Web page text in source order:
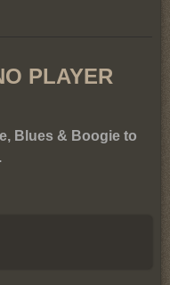
PLAYER
Blues & Boogie to